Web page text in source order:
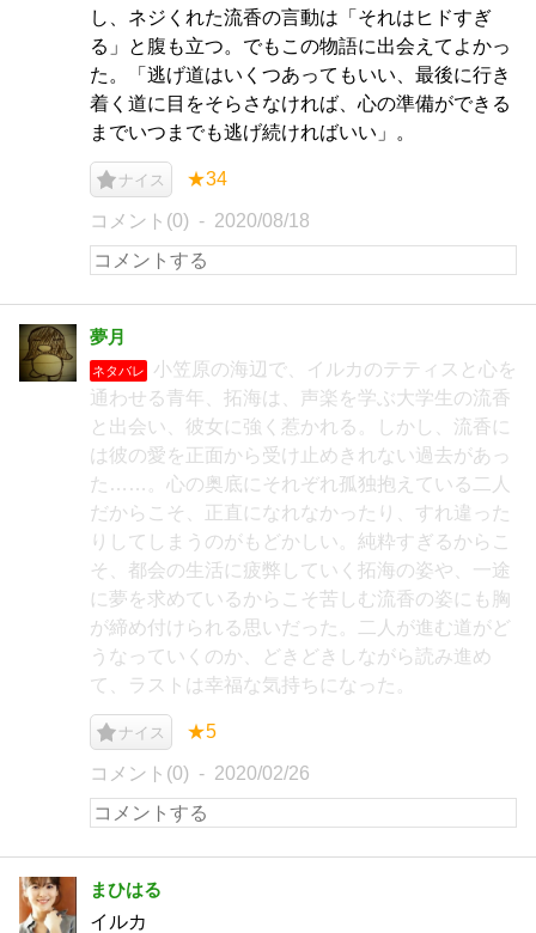
し、ネジくれた流香の言動は「それはヒドすぎ
る」と腹も立つ。でもこの物語に出会えてよかっ
た。「逃げ道はいくつあってもいい、最後に行き
着く道に目をそらさなければ、心の準備ができる
までいつまでも逃げ続ければいい」。
ナイス ★34
コメント(0) 2020/08/18
夢月
ネタバレ
小笠原の海辺で、イルカのテティスと心を
通わせる青年、拓海は、声楽を学ぶ大学生の流香
と出会い、彼女に強く惹かれる。しかし、流香に
は彼の愛を正面から受け止めきれない過去があっ
た……。心の奥底にそれぞれ孤独抱えている二人
だからこそ、正直になれなかったり、すれ違った
りしてしまうのがもどかしい。純粋すぎるからこ
そ、都会の生活に疲弊していく拓海の姿や、一途
に夢を求めているからこそ苦しむ流香の姿にも胸
が締め付けられる思いだった。二人が進む道がど
うなっていくのか、どきどきしながら読み進め
て、ラストは幸福な気持ちになった。
ナイス ★5
コメント(0) 2020/02/26
まひはる
イルカ